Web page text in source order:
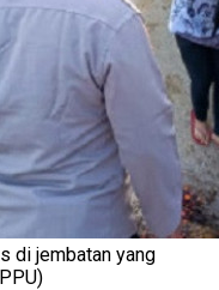
di jembatan yang